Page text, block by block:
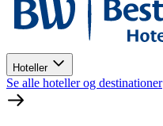
Hoteller
Se alle hoteller og destinationer